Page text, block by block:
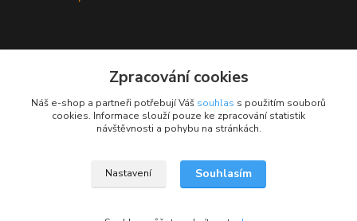
Upravit sběr cookies.
Zpracování cookies
Náš e-shop a partneři potřebují Váš souhlas s použitím souborů
cookies. Informace slouží pouze ke zpracování statistik
návštěvnosti a pohybu na stránkách.
Nastavení Souhlasím